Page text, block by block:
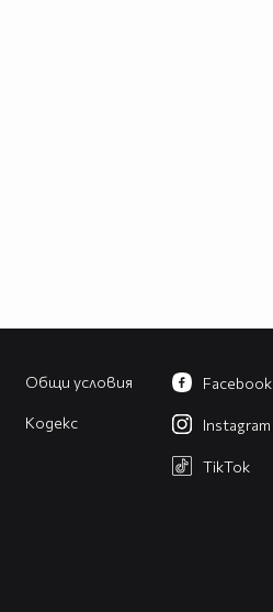
Общи условия
Кодекс
Facebook
Instagram
TikTok